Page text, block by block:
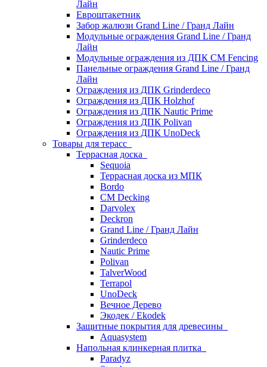
Лайн
Евроштакетник
Забор жалюзи Grand Line / Гранд Лайн
Модульные ограждения Grand Line / Гранд
Лайн
Модульные ограждения из ДПК CM Fencing
Панельные ограждения Grand Line / Гранд
Лайн
Ограждения из ДПК Grinderdeco
Ограждения из ДПК Holzhof
Ограждения из ДПК Nautic Prime
Ограждения из ДПК Polivan
Ограждения из ДПК UnoDeck
Товары для терасс
Террасная доска
Sequoia
Террасная доска из МПК
Bordo
CM Decking
Darvolex
Deckron
Grand Line / Гранд Лайн
Grinderdeco
Nautic Prime
Polivan
TalverWood
Terrapol
UnoDeck
Вечное Дерево
Экодек / Ekodek
Защитные покрытия для древесины
Aquasystem
Напольная клинкерная плитка
Paradyz